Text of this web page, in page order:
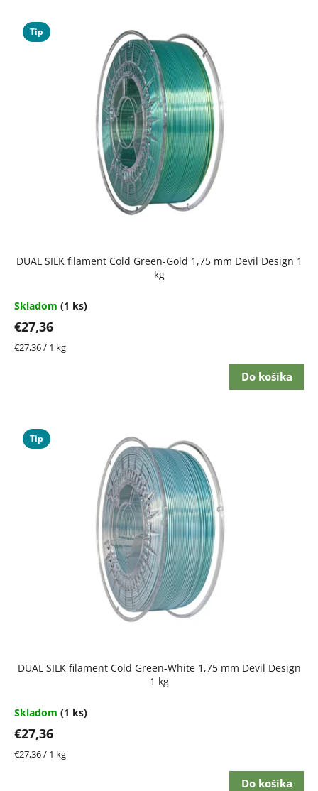
Tip
DUAL SILK filament Cold Green-Gold 1,75 mm Devil Design 1
kg
Skladom (1 ks)
€27,36
Jednotková
€27,36 / 1 kg
Do košíka
Tip
DUAL SILK filament Cold Green-White 1,75 mm Devil Design
1 kg
Skladom (1 ks)
€27,36
Jednotková
€27,36 / 1 kg
Do košíka